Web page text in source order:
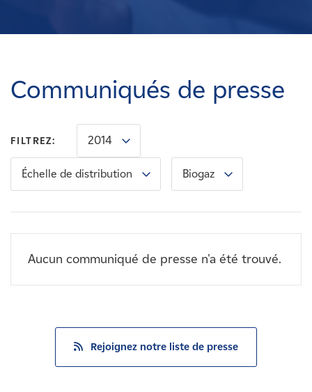
Carrières
Nouvelles
Contactez-nous
Communiqués de presse
FILTREZ: 2014
Échelle de distribution Biogaz
Aucun communiqué de presse n'a été trouvé.
Rejoignez notre liste de presse